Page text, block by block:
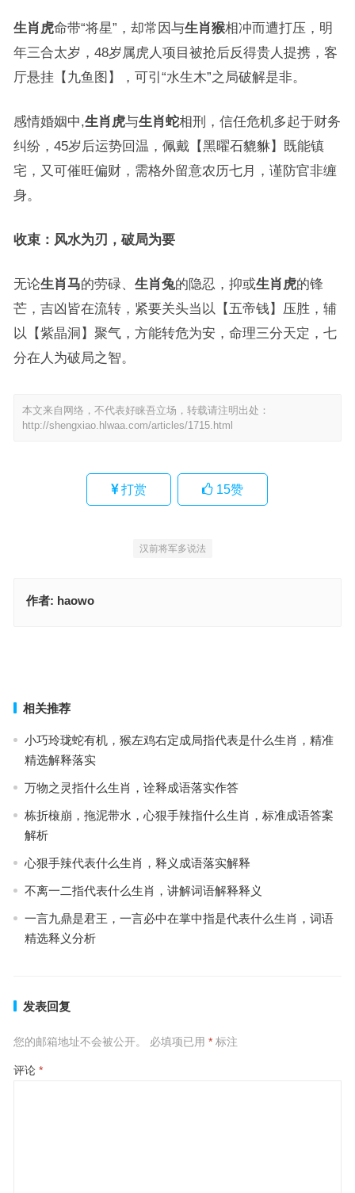
生肖虎命带“将星”，却常因与生肖猴相冲而遭打压，明
年三合太岁，48岁属虎人项目被抢后反得贵人提携，客
厅悬挂【九鱼图】，可引“水生木”之局破解是非。
感情婚姻中,生肖虎与生肖蛇相刑，信任危机多起于财务
纠纷，45岁后运势回温，佩戴【黑曜石貔貅】既能镇
宅，又可催旺偏财，需格外留意农历七月，谨防官非缠
身。
收束：风水为刃，破局为要
无论生肖马的劳碌、 生肖兔的隐忍，抑或生肖虎的锋
芒，吉凶皆在流转，紧要关头当以【五帝钱】压胜，辅
以【紫晶洞】聚气，方能转危为安，命理三分天定，七
分在人为破局之智。
本文来自网络，不代表好睐吾立场，转载请注明出处：
http://shengxiao.hlwaa.com/articles/1715.html
打赏 15赞
汉前将军多说法
作者: haowo
相关推荐
小巧玲珑蛇有机，猴左鸡右定成局指代表是什么生肖，精准
精选解释落实
万物之灵指什么生肖，诠释成语落实作答
栋折榱崩，拖泥带水，心狠手辣指什么生肖，标准成语答案
解析
心狠手辣代表什么生肖，释义成语落实解释
不离一二指代表什么生肖，讲解词语解释释义
一言九鼎是君王，一言必中在掌中指是代表什么生肖，词语
精选释义分析
发表回复
您的邮箱地址不会被公开。 必填项已用 *标注
评论 *